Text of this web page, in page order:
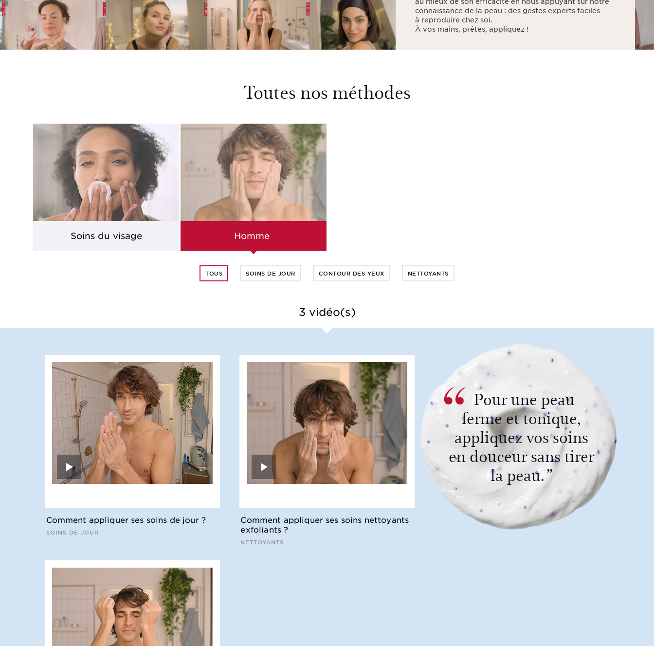
connaissance de la peau : des gestes experts faciles
à reproduire chez soi.
À vos mains, prêtes, appliquez !
Toutes nos méthodes
Soins du visage Homme
TOUS SOINS DE JOUR CONTOUR DES YEUX NETTOYANTS
3 vidéo(s)
Comment appliquer ses soins de jour ?
SOINS DE JOUR
Comment appliquer ses soins nettoyants
exfoliants ?
NETTOYANTS
Pour une peau
ferme et tonique,
appliquez vos soins
en douceur sans tirer
la peau. ”